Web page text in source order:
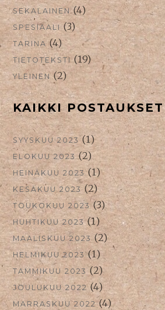
SEKALAINEN(4)
SPESIAALI (3)
TARINA(4)
TIETOTEKSTI (19)
YLEINEN(2)
KAIKKI POSTAUKSET
SYYSKUU 2023 (1)
ELOKUU 2023 (2)
HEINÄKUU 2023(1)
KESÄKUU 2023 (2)
TOUKOKUU 2023(3)
HUHTIKUU 2023(1)
MAALISKUU 2023 (2)
HELMIKUU 2023 (1)
TAMMIKUU 2023(2)
JOULUKUU 2022(4)
MARRASKUU 2022(4)